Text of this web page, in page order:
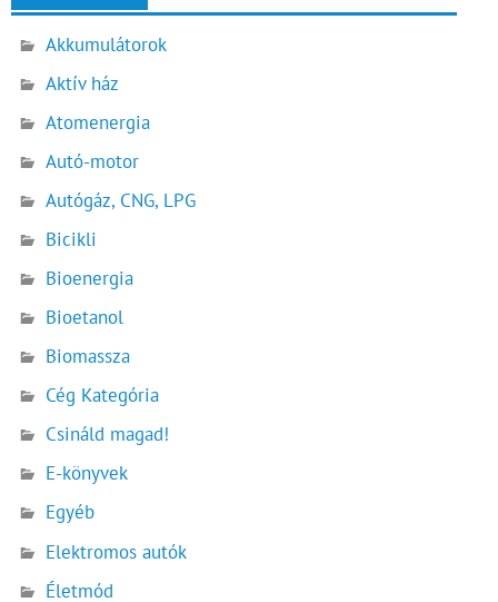
Akkumulátorok
Aktív ház
Atomenergia
Autó-motor
Autógáz, CNG, LPG
Bicikli
Bioenergia
Bioetanol
Biomassza
Cég Kategória
Csináld magad!
E-könyvek
Egyéb
Elektromos autók
Életmód